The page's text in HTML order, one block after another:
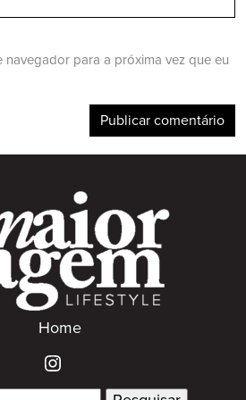
navegador para a próxima vez que eu
Home